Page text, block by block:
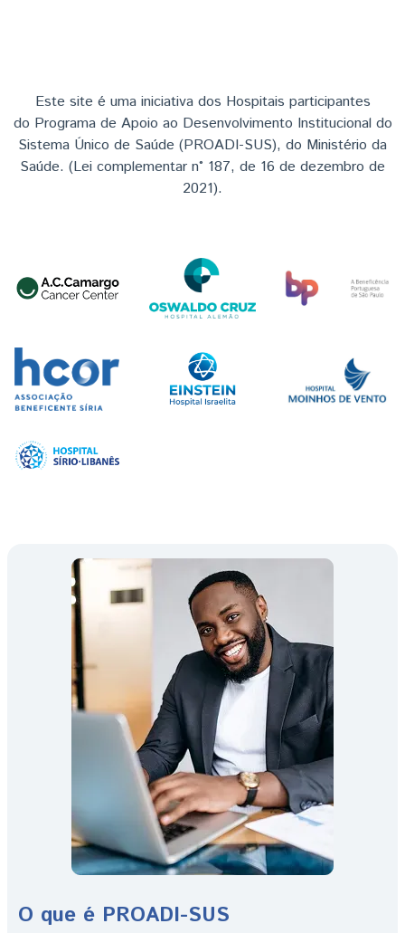
Este site é uma iniciativa dos Hospitais participantes
do Programa de Apoio ao Desenvolvimento Institucional do
Sistema Único de Saúde (PROADI-SUS), do Ministério da
Saúde. (Lei complementar n° 187, de 16 de dezembro de
2021).
Imagem
O que é PROADI-SUS